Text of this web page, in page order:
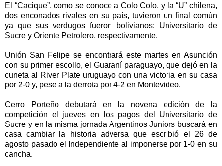
El “Cacique”, como se conoce a Colo Colo, y la “U” chilena,
dos enconados rivales en su país, tuvieron un final común
ya que sus verdugos fueron bolivianos: Universitario de
Sucre y Oriente Petrolero, respectivamente.
Unión San Felipe se encontrará este martes en Asunción
con su primer escollo, el Guaraní paraguayo, que dejó en la
cuneta al River Plate uruguayo con una victoria en su casa
por 2-0 y, pese a la derrota por 4-2 en Montevideo.
Cerro Porteño debutará en la novena edición de la
competición el jueves en los pagos del Universitario de
Sucre y en la misma jornada Argentinos Juniors buscará en
casa cambiar la historia adversa que escribió el 26 de
agosto pasado el Independiente al imponerse por 1-0 en su
cancha.